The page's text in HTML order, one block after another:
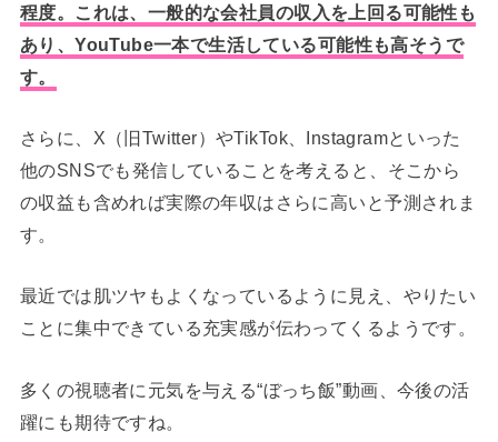
程度。
これは、一般的な会社員の収入を上回る可能性も
あり、YouTube一本で生活している可能性も高そうで
す。
さらに、X（旧Twitter）やTikTok、Instagramといった
他のSNSでも発信していることを考えると、そこから
の収益も含めれば実際の年収はさらに高いと予測されま
す。
最近では肌ツヤもよくなっているように見え、やりたい
ことに集中できている充実感が伝わってくるようです。
多くの視聴者に元気を与える“ぼっち飯”動画、今後の活
躍にも期待ですね。